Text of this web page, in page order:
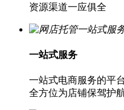
资源渠道一应俱全
一站式服务
一站式电商服务的平台
全方位为店铺保驾护